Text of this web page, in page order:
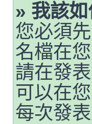
» 我該
您必須
名檔在
請在發
可以在
每次發